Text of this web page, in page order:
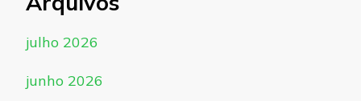
julho 2026
junho 2026